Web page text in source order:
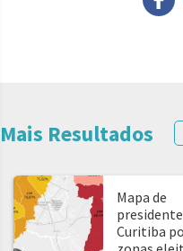
Mais Resultados
Mapa de
Curitiba